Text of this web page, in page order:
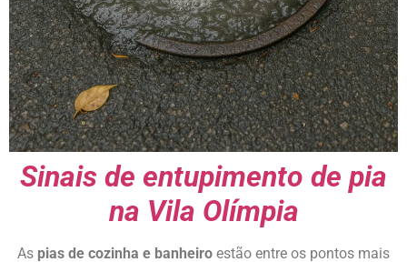
Sinais de entupimento de pia
na Vila Olímpia
As pias de cozinha e banheiro estão entre os pontos mais